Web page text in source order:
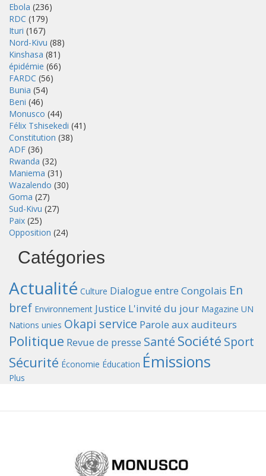
Ebola (236)
RDC (179)
Ituri (167)
Nord-Kivu (88)
Kinshasa (81)
épidémie (66)
FARDC (56)
Bunia (54)
Beni (46)
Monusco (44)
Félix Tshisekedi (41)
Constitution (38)
ADF (36)
Rwanda (32)
Maniema (31)
Wazalendo (30)
Goma (27)
Sud-Kivu (27)
Paix (25)
Opposition (24)
Catégories
Actualité Culture Dialogue entre Congolais En
bref Environnement Justice L'invité du jour Magazine UN
Nations unies Okapi service Parole aux auditeurs
Politique Revue de presse Santé Société Sport
Sécurité Économie Éducation Émissions
Plus